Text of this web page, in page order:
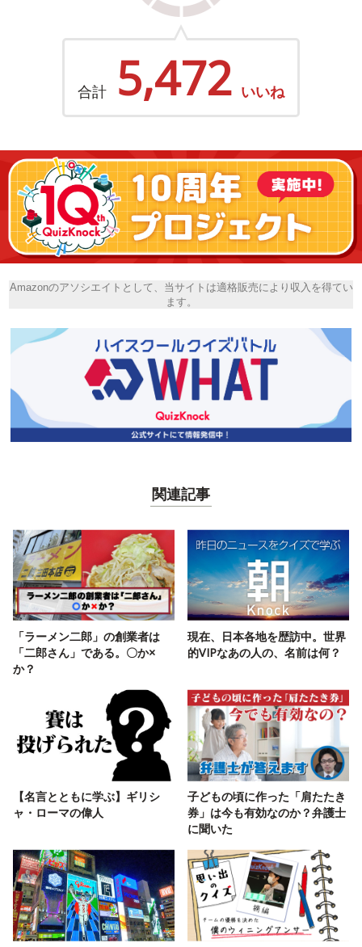
合計 5,472 いいね
Amazonのアソシエイトとして、当サイトは適格販売により収入を得てい
ます。
関連記事
「ラーメン二郎」の創業者は
「二郎さん」である。〇か×
か？
現在、日本各地を歴訪中。世界
的VIPなあの人の、名前は何？
【名言とともに学ぶ】ギリシ
ャ・ローマの偉人
子どもの頃に作った「肩たたき
券」は今も有効なのか？弁護士
に聞いた